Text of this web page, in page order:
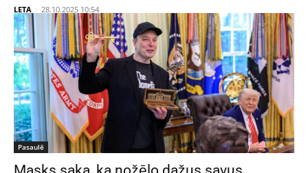
LETA - 28.10.2025 10:54
Pasaulē